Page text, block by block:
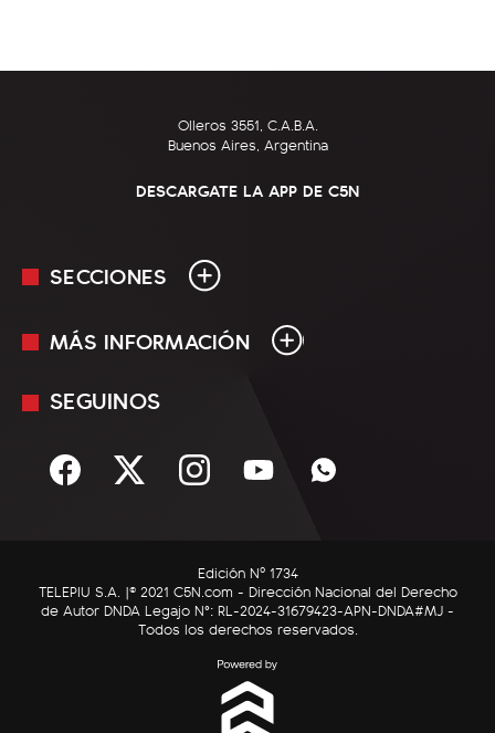
Olleros 3551, C.A.B.A.
Buenos Aires, Argentina
DESCARGATE LA APP DE C5N
SECCIONES
En Vivo
Sociedad
C5N Autos
RatingCero
MÁS INFORMACIÓN
Mediakit
Términos y condiciones
SEGUINOS
Edición Nº 1734
TELEPIU S.A. |© 2021 C5N.com - Dirección Nacional del Derecho
de Autor DNDA Legajo N°: RL-2024-31679423-APN-DNDA#MJ -
Todos los derechos reservados.